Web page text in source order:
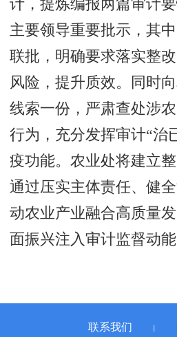
计，提炼编报两篇审计
主要领导重要批示，其
联批，明确要求落实整
风险，提升质效。同时
线索一份，严肃查处涉
行为，充分发挥审计“治
疫功能。农业处将建立
通过压实主体责任、健
动农业产业融合高质量
面振兴注入审计监督动能
联系我们